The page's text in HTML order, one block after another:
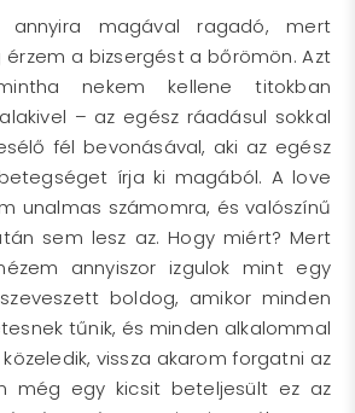
magával ragadó, mert
érzem a bizsergést a bőrömön. Azt
nekem kellene titokban
– az egész ráadásul sokkal
fél bevonásával, aki az egész
írja ki magából. A love
unalmas számomra, és valószínű
sem lesz az. Hogy miért? Mert
annyiszor izgulok mint egy
boldog, amikor minden
tűnik, és minden alkalommal
vissza akarom forgatni az
még egy kicsit beteljesült ez az